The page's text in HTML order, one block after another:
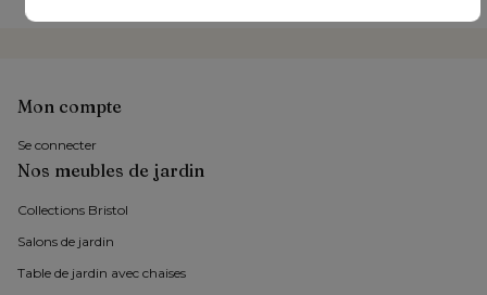
Nos meubles de jardin
Collections Bristol
Salons de jardin
Table de jardin avec chaises
Mon compte
Se connecter